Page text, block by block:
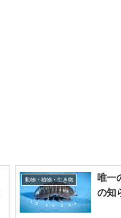
動物・植物・生き物
唯一
の知